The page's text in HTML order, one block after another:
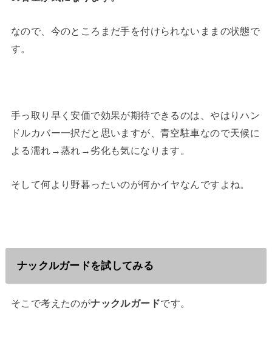
なので、今のところまだ手を付けられないままの状態で
す。
手っ取り早く安価で効果が期待できるのは、やはりハン
ドルカバー一択だと思いますが、青空駐車なので天候に
よる濡れ→蒸れ→劣化も気になります。
そして何より野暮ったいのが何かイヤなんですよね。
ナックルガードを試してみる
そこで考えたのがナックルガードです。